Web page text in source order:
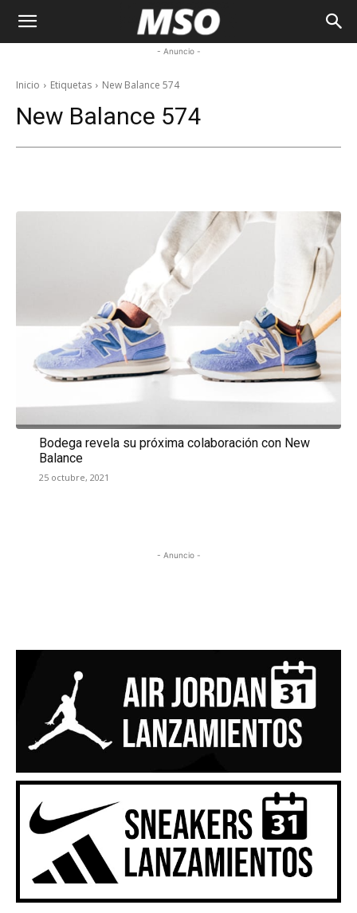
Ocean
- Anuncio -
Inicio Etiquetas New Balance 574
New Balance 574
Bodega revela su próxima colaboración con New
Balance
25 octubre, 2021
- Anuncio -